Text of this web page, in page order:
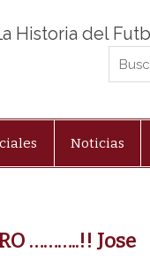
Historia del
Noticias
………..!! Jose